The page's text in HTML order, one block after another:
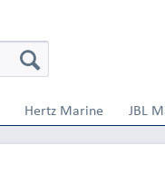
Hertz Marine JBL